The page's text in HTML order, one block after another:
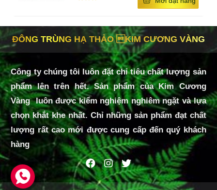
- Thể tích thực ở 20⁰C: 70ml/hũ, (hộp 6 hũ).
- Hướng dẫn bảo quản: Nơi khô ráo, tránh ánh sáng
- HSD: 12 tháng kể từ ngày sản xuất.
- NSX: Xem trên bao bì
- Thông tin cảnh báo: Không sử dụng sản phẩm khi
có mùi và màu sắc lạ.
ĐÔNG TRÙNG HẠ THẢO KIM CƯƠNG VÀNG
Công ty chúng tôi luôn đặt chỉ tiêu chất lượng sản
phẩm lên trên hết. Sản phẩm của Kim Cương
Vàng luôn được kiểm nghiệm nghiêm ngặt và lựa
chọn khắt khe nhất. Chỉ những sản phẩm đạt chất
lượng rất cao mới được cung cấp đến quý khách
hàng